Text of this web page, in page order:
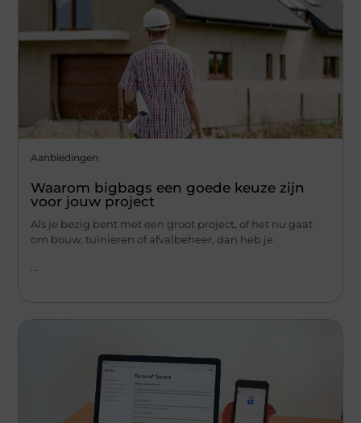
Aanbiedingen
Waarom bigbags een goede keuze zijn
voor jouw project
Als je bezig bent met een groot project, of het nu gaat
om bouw, tuinieren of afvalbeheer, dan heb je